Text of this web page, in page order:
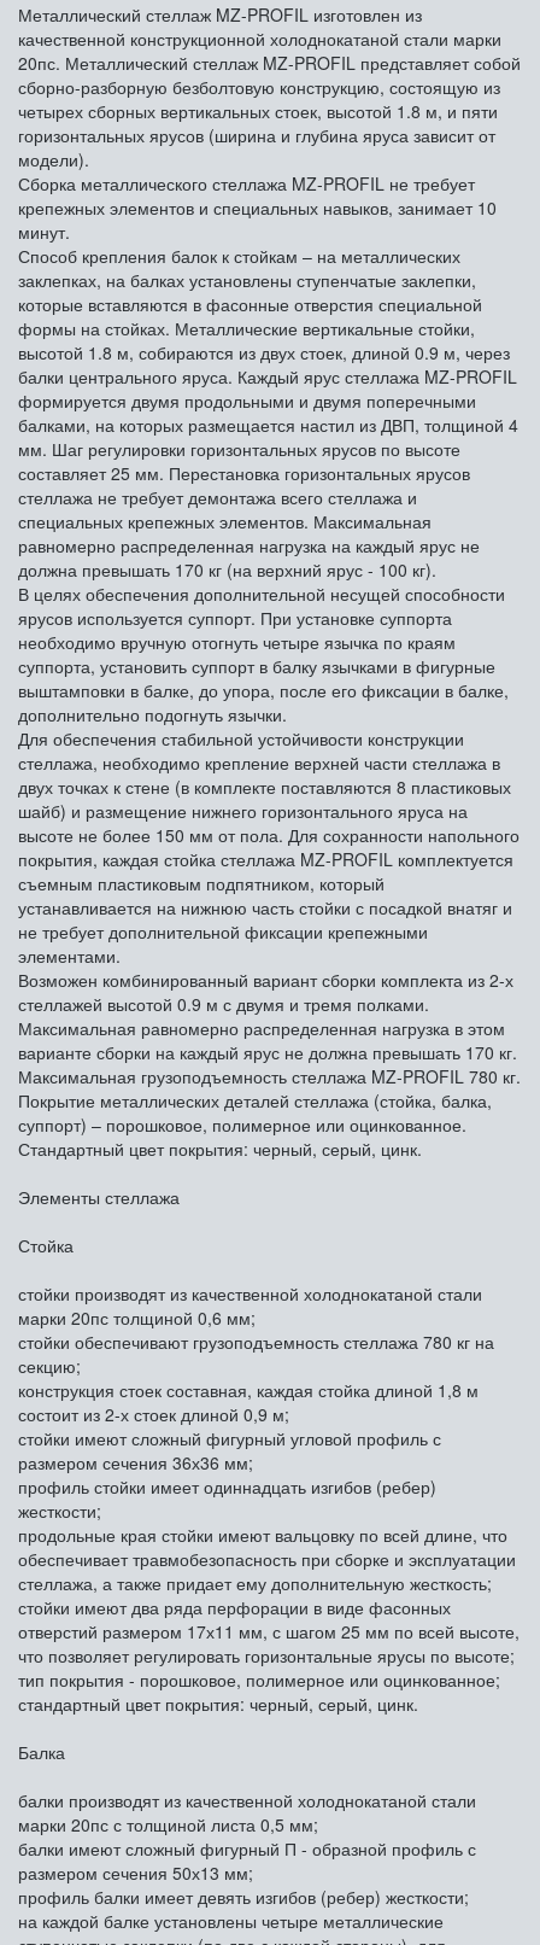
Металлический стеллаж MZ-PROFIL изготовлен из
качественной конструкционной холоднокатаной стали марки
20пс. Металлический стеллаж MZ-PROFIL представляет собой
сборно-разборную безболтовую конструкцию, состоящую из
четырех сборных вертикальных стоек, высотой 1.8 м, и пяти
горизонтальных ярусов (ширина и глубина яруса зависит от
модели).
Сборка металлического стеллажа MZ-PROFIL не требует
крепежных элементов и специальных навыков, занимает 10
минут.
Способ крепления балок к стойкам – на металлических
заклепках, на балках установлены ступенчатые заклепки,
которые вставляются в фасонные отверстия специальной
формы на стойках. Металлические вертикальные стойки,
высотой 1.8 м, собираются из двух стоек, длиной 0.9 м, через
балки центрального яруса. Каждый ярус стеллажа MZ-PROFIL
формируется двумя продольными и двумя поперечными
балками, на которых размещается настил из ДВП, толщиной 4
мм. Шаг регулировки горизонтальных ярусов по высоте
составляет 25 мм. Перестановка горизонтальных ярусов
стеллажа не требует демонтажа всего стеллажа и
специальных крепежных элементов. Максимальная
равномерно распределенная нагрузка на каждый ярус не
должна превышать 170 кг (на верхний ярус - 100 кг).
В целях обеспечения дополнительной несущей способности
ярусов используется суппорт. При установке суппорта
необходимо вручную отогнуть четыре язычка по краям
суппорта, установить суппорт в балку язычками в фигурные
выштамповки в балке, до упора, после его фиксации в балке,
дополнительно подогнуть язычки.
Для обеспечения стабильной устойчивости конструкции
стеллажа, необходимо крепление верхней части стеллажа в
двух точках к стене (в комплекте поставляются 8 пластиковых
шайб) и размещение нижнего горизонтального яруса на
высоте не более 150 мм от пола. Для сохранности напольного
покрытия, каждая стойка стеллажа MZ-PROFIL комплектуется
съемным пластиковым подпятником, который
устанавливается на нижнюю часть стойки с посадкой внатяг и
не требует дополнительной фиксации крепежными
элементами.
Возможен комбинированный вариант сборки комплекта из 2-х
стеллажей высотой 0.9 м с двумя и тремя полками.
Максимальная равномерно распределенная нагрузка в этом
варианте сборки на каждый ярус не должна превышать 170 кг.
Максимальная грузоподъемность стеллажа MZ-PROFIL 780 кг.
Покрытие металлических деталей стеллажа (стойка, балка,
суппорт) – порошковое, полимерное или оцинкованное.
Стандартный цвет покрытия: черный, серый, цинк.
Элементы стеллажа
Стойка
стойки производят из качественной холоднокатаной стали
марки 20пс толщиной 0,6 мм;
стойки обеспечивают грузоподъемность стеллажа 780 кг на
секцию;
конструкция стоек составная, каждая стойка длиной 1,8 м
состоит из 2-х стоек длиной 0,9 м;
стойки имеют сложный фигурный угловой профиль с
размером сечения 36х36 мм;
профиль стойки имеет одиннадцать изгибов (ребер)
жесткости;
продольные края стойки имеют вальцовку по всей длине, что
обеспечивает травмобезопасность при сборке и эксплуатации
стеллажа, а также придает ему дополнительную жесткость;
стойки имеют два ряда перфорации в виде фасонных
отверстий размером 17х11 мм, с шагом 25 мм по всей высоте,
что позволяет регулировать горизонтальные ярусы по высоте;
тип покрытия - порошковое, полимерное или оцинкованное;
стандартный цвет покрытия: черный, серый, цинк.
Балка
балки производят из качественной холоднокатаной стали
марки 20пс с толщиной листа 0,5 мм;
балки имеют сложный фигурный П - образной профиль с
размером сечения 50х13 мм;
профиль балки имеет девять изгибов (ребер) жесткости;
на каждой балке установлены четыре металлические